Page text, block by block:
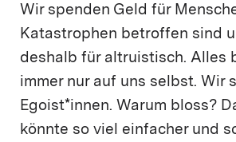
Wir spenden Geld für
Katastrophen betroffen sind
deshalb für altruistisch. Alles
immer nur auf uns selbst. Wir
Egoist*innen. Warum bloss?
könnte so viel einfacher und